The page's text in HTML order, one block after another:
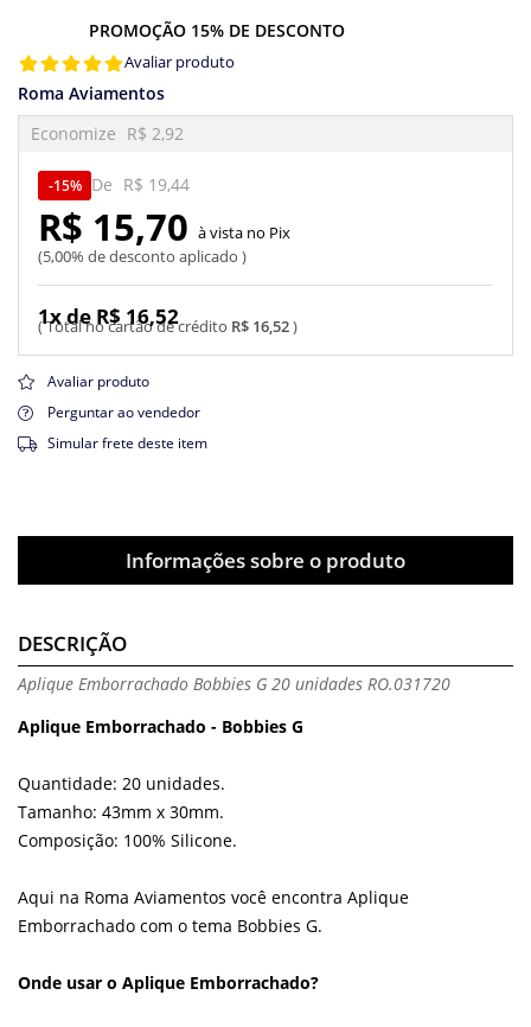
PROMOÇÃO 15% DE DESCONTO
Avaliar produto
Roma Aviamentos
De R$ 19,44
R$ 16,52
Economize R$ 2,92
15%
1x de R$ 16,52
R$ 15,70
5,00% de desconto aplicado
Pix
Avaliar produto
Perguntar ao vendedor
Simular frete deste item
Informações sobre o produto
DESCRIÇÃO
Aplique Emborrachado Bobbies G 20 unidades RO.031720
Aplique Emborrachado - Bobbies G
Quantidade: 20 unidades.
Tamanho: 43mm x 30mm.
Composição: 100% Silicone.
Aqui na Roma Aviamentos você encontra Aplique
Emborrachado com o tema Bobbies G.
Onde usar o Aplique Emborrachado?